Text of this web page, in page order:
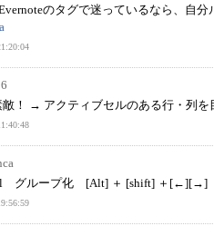
のタグで迷っているなら、自分
敵！ → アクティブセルのある行・列
グループ化 [Alt] ＋ [shift] ＋[←][→]